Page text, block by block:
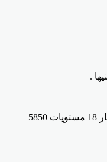
ووفقا لاخر تحديثات منصة “اي صاغة” اليوم الجمعة، فقد بلغ سعر الذهب من عيار 24 مستويات 7800 جنيهًا، بينما بلغ سعر الذهب عيار 21 مستويات 6825 جنيهًا، بينما بلغ سعر الذهب عيار 18 مستويات 5850